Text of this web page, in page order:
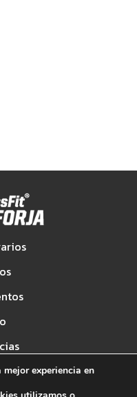
experiencia en